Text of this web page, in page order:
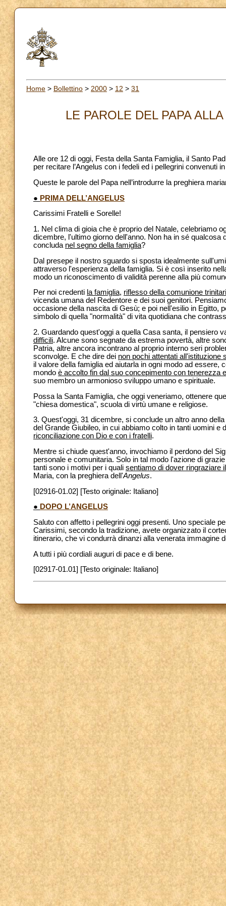
Home > Bollettino > 2000 > 12 > 31
LE PAROLE DEL PAPA
Alle ore 12 di oggi, Festa della Santa Famiglia, il Santo
per recitare l’Angelus con i fedeli ed i pellegrini convenuti
Queste le parole del Papa nell’introdurre la preghiera
● PRIMA DELL’ANGELUS
Carissimi Fratelli e Sorelle!
1. Nel clima di gioia che è proprio del Natale, celebriamo
dicembre, l'ultimo giorno dell'anno. Non ha in sé
concluda nel segno della famiglia?
Dal presepe il nostro sguardo si sposta idealmente
attraverso l'esperienza della famiglia. Si è così inserito
modo un riconoscimento di validità perenne alla più
Per noi credenti la famiglia, riflesso della comunione
vicenda umana del Redentore e dei suoi genitori.
occasione della nascita di Gesù; e poi nell'esilio in Egitto,
simbolo di quella "normalità" di vita quotidiana che
2. Guardando quest'oggi a quella Casa santa, il pensiero
difficili. Alcune sono segnate da estrema povertà, altre
Patria, altre ancora incontrano al proprio interno seri
sconvolge. E che dire dei non pochi attentati all'istituzione
il valore della famiglia ed aiutarla in ogni modo ad
mondo è accolto fin dal suo concepimento con tenerezza
suo membro un armonioso sviluppo umano e spirituale.
Possa la Santa Famiglia, che oggi veneriamo, ottenere
"chiesa domestica", scuola di virtù umane e religiose.
3. Quest'oggi, 31 dicembre, si conclude un altro anno
del Grande Giubileo, in cui abbiamo colto in tanti uomini
riconciliazione con Dio e con i fratelli.
Mentre si chiude quest'anno, invochiamo il perdono del
personale e comunitaria. Solo in tal modo l'azione di
tanti sono i motivi per i quali sentiamo di dover ringraziare
Maria, con la preghiera dell'Angelus.
[02916-01.02] [Testo originale: Italiano]
● DOPO L’ANGELUS
Saluto con affetto i pellegrini oggi presenti. Uno speciale
Carissimi, secondo la tradizione, avete organizzato il
itinerario, che vi condurrà dinanzi alla venerata immagine
A tutti i più cordiali auguri di pace e di bene.
[02917-01.01] [Testo originale: Italiano]